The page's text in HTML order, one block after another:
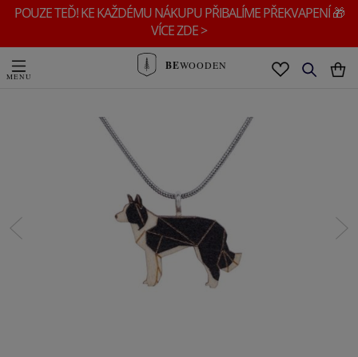
POUZE TEĎ! KE KAŽDÉMU NÁKUPU PŘIBALÍME PŘEKVAPENÍ 🎁
VÍCE ZDE >
BEWOODEN